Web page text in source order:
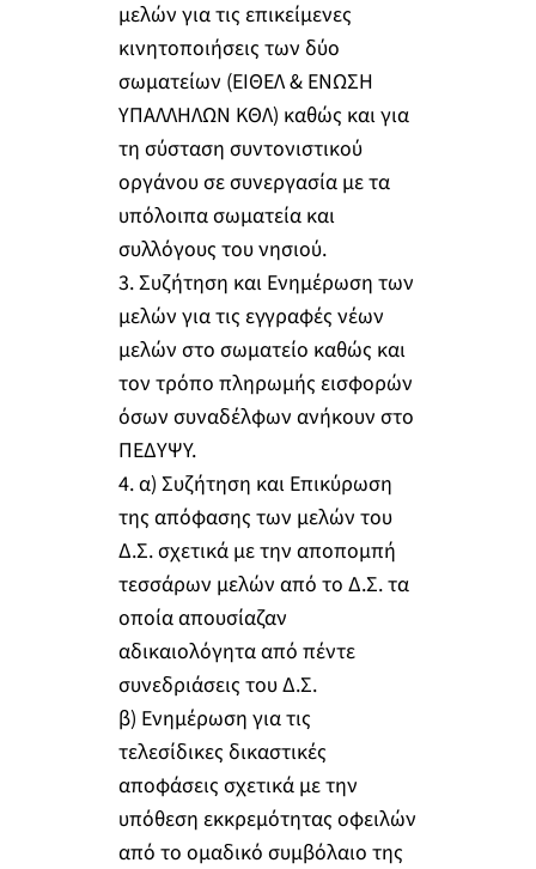
μελών για τις επικείμενες
κινητοποιήσεις των δύο
σωματείων (ΕΙΘΕΛ & ΕΝΩΣΗ
ΥΠΑΛΛΗΛΩΝ ΚΘΛ) καθώς και για
τη σύσταση συντονιστικού
οργάνου σε συνεργασία με τα
υπόλοιπα σωματεία και
συλλόγους του νησιού.
3. Συζήτηση και Ενημέρωση των
μελών για τις εγγραφές νέων
μελών στο σωματείο καθώς και
τον τρόπο πληρωμής εισφορών
όσων συναδέλφων ανήκουν στο
ΠΕΔΥΨΥ.
4. α) Συζήτηση και Επικύρωση
της απόφασης των μελών του
Δ.Σ. σχετικά με την αποπομπή
τεσσάρων μελών από το Δ.Σ. τα
οποία απουσίαζαν
αδικαιολόγητα από πέντε
συνεδριάσεις του Δ.Σ.
β) Ενημέρωση για τις
τελεσίδικες δικαστικές
αποφάσεις σχετικά με την
υπόθεση εκκρεμότητας οφειλών
από το ομαδικό συμβόλαιο της